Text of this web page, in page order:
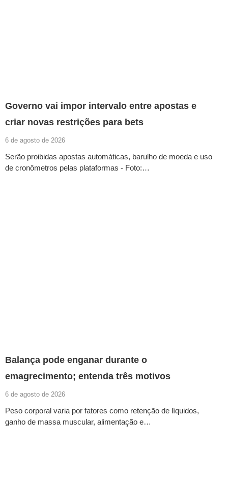
Governo vai impor intervalo entre apostas e
criar novas restrições para bets
6 de agosto de 2026
Serão proibidas apostas automáticas, barulho de moeda e uso
de cronômetros pelas plataformas - Foto:…
Balança pode enganar durante o
emagrecimento; entenda três motivos
6 de agosto de 2026
Peso corporal varia por fatores como retenção de líquidos,
ganho de massa muscular, alimentação e…